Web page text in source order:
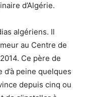
d’Algérie.
algériens. Il
au Centre de
Ce père de
peine quelques
depuis cinq ou